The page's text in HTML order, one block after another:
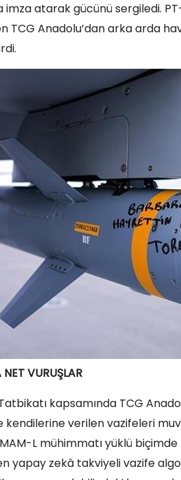
atarak gücünü sergiledi.
TCG Anadolu’dan arka arda
VURUŞLAR
kapsamında TCG
kendilerine verilen vazifeleri
L mühimmatı yüklü
yapay zekâ takviyeli vazife